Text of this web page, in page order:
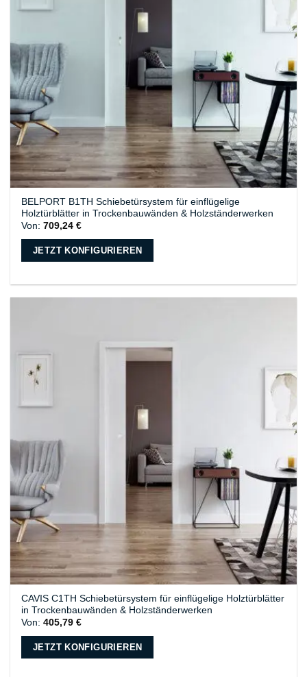
BELPORT B1TH Schiebetürsystem für einflügelige
Holztürblätter in Trockenbauwänden & Holzständerwerken
Von:709,24€
JETZT KONFIGURIEREN
CAVIS C1TH Schiebetürsystem für einflügelige Holztürblätter
in Trockenbauwänden & Holzständerwerken
Von:405,79€
JETZT KONFIGURIEREN